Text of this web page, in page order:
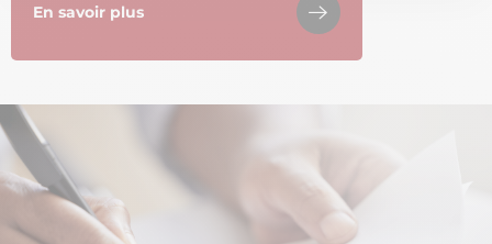
En savoir plus